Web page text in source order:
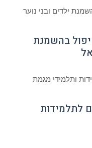
בהשמנת
לתלמידות